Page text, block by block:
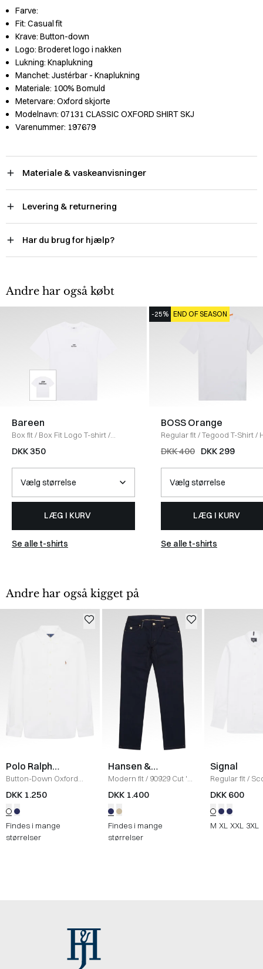
Farve:
Fit: Casual fit
Krave: Button-down
Logo: Broderet logo i nakken
Lukning: Knaplukning
Manchet: Justérbar - Knaplukning
Materiale: 100% Bomuld
Metervare: Oxford skjorte
Modelnavn: 07131 CLASSIC OXFORD SHIRT SKJ
Varenummer: 197679
Materiale & vaskeanvisninger
Levering & returnering
Har du brug for hjælp?
Andre har også købt
Bareen
Box fit/ Box Fit Logo T-shirt/
WHITE
DKK 350
LÆG I KURV
Se alle t-shirts
-25% END OF SEASON
BOSS Orange
Regular fit/Tegood T-Shirt/
DKK 400 DKK 299
LÆG I KURV
Se alle t-shirts
Andre har også kigget på
Polo Ralph
Lauren
Button-Down Oxford
Skjorte /HVID
DKK 1.250
Findes i mange
størrelser
Hansen &
Jacob
Modern fit/ 90929 Cut 'N
Sew Jeans
DKK 1.400
Findes i mange
størrelser
Signal
Regular fit/
Skjorte/ HVID
DKK 600
M XL XXL 3XL